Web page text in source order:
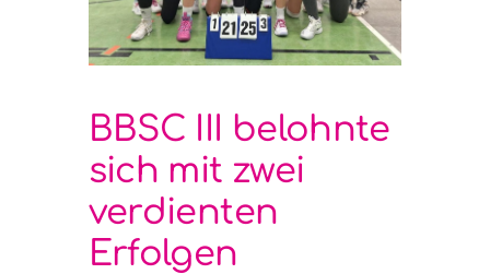
BBSC III belohnte
sich mit zwei
verdienten
Erfolgen